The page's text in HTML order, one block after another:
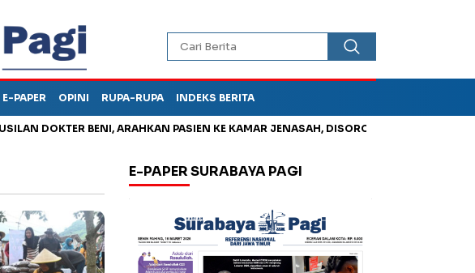
E-PAPER OPINI RUPA-RUPA INDEKS BERITA
DOKTER BENI, ARAHKAN PASIEN KE KAMAR JENASAH, DISOROT
E-PAPER SURABAYA PAGI